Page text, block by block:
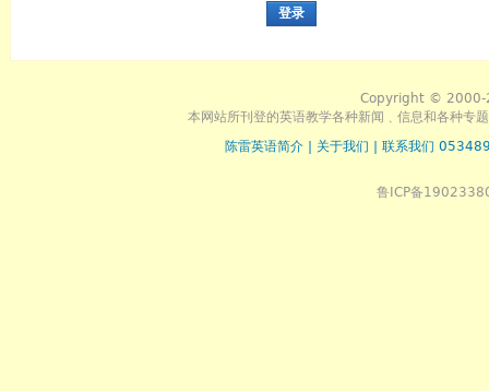
登录
Copyright © 2000-
本网站所刊登的英语教学各种新闻﹑信息和各种专
陈雷英语简介
关于我们 联系我们
鲁ICP备